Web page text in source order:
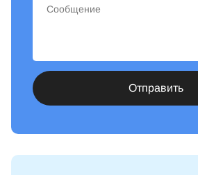
Отправить